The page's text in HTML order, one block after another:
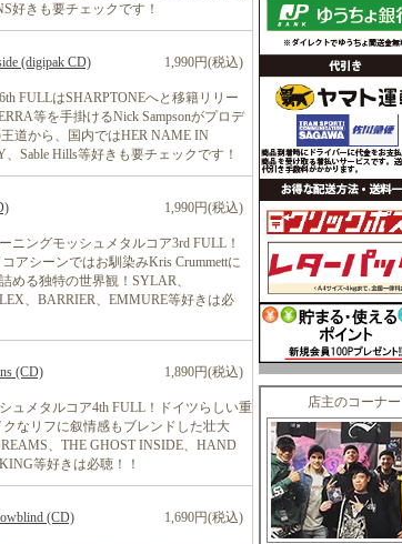
好きも要チェックです！
(digipak CD) 1,990円(税込)
FULLはSHARPTONEへと移籍リリー
等を手掛けるNick Sampsonがプロデ
道から、国内ではHER NAME IN
Sable Hills等好きも要チェックです！
1,990円(税込)
ニングモッシュメタルコア3rd FULL！
アシーンではお馴染みKris Crummettに
める独特の世界観！SYLAR、
、BARRIER、EMMURE等好きは必
(CD) 1,890円(税込)
ュメタルコア4th FULL！ドイツらしい重
なリフに叙情感もブレンドした壮大
、THE GHOST INSIDE、HAND
等好きは必聴！！
(CD) 1,690円(税込)
店主のコーナー